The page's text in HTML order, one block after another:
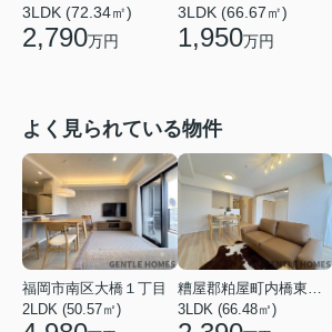
3LDK (72.34㎡)
2,790万円
3LDK (66.67㎡)
1,950万円
よく見られている物件
福岡市南区大橋１丁目
2LDK (50.57㎡)
糟屋郡粕屋町内橋東２丁目
3LDK (66.48㎡)